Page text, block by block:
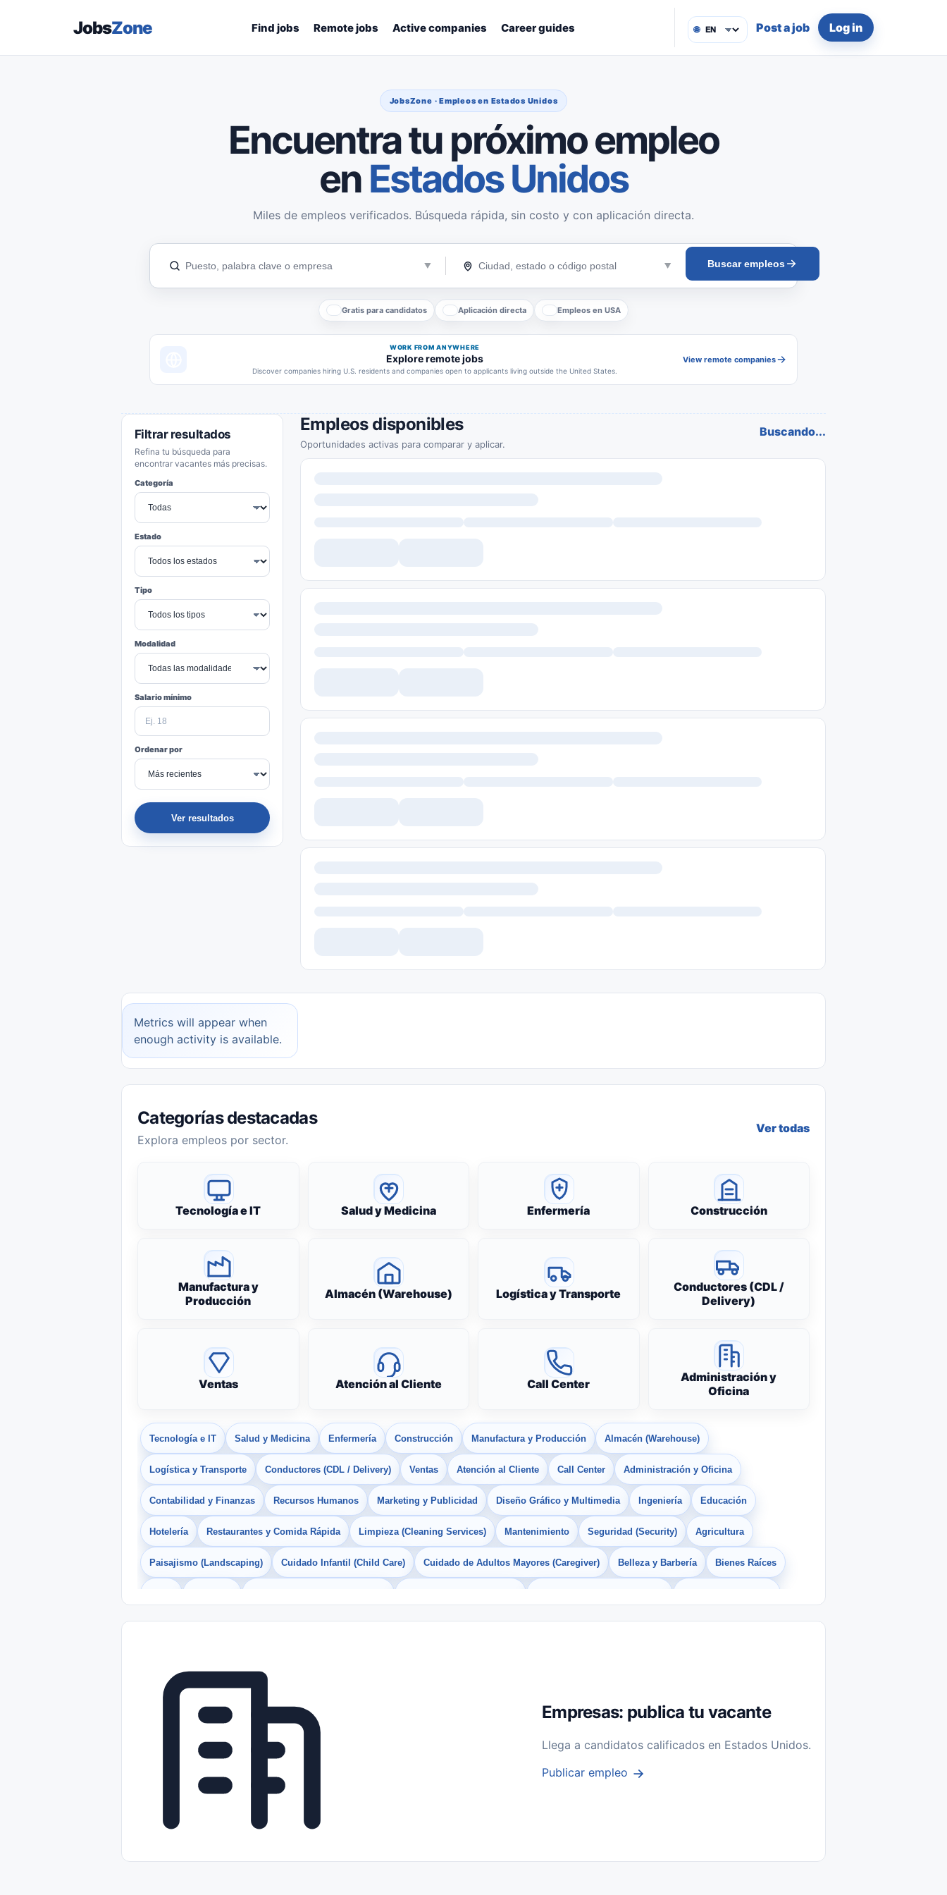
JobsZone Find jobs Remote jobs Active companies Career guides 🌐 Post a job Log in
JobsZone · Empleos en Estados Unidos
Encuentra tu próximo empleo
en Estados Unidos
Miles de empleos verificados. Búsqueda rápida, sin costo y con aplicación directa.
Buscar empleos
Gratis para candidatos Aplicación directa Empleos en USA
WORK FROM ANYWHERE
Explore remote jobs
Discover companies hiring U.S. residents and companies open to applicants living outside the United States.
View remote companies
Filtrar resultados
Refina tu búsqueda para
encontrar vacantes más precisas.
Categoría
Estado
Tipo
Modalidad
Salario mínimo
Ordenar por
Ver resultados
Empleos disponibles
Oportunidades activas para comparar y aplicar.
Buscando...
Metrics will appear when
enough activity is available.
Categorías destacadas
Explora empleos por sector.
Ver todas
Tecnología e IT Salud y Medicina Enfermería Construcción
Manufactura y
Producción
Almacén (Warehouse) Logística y Transporte
Conductores (CDL /
Delivery)
Ventas Atención al Cliente Call Center
Administración y
Oficina
Tecnología e IT Salud y Medicina Enfermería Construcción Manufactura y Producción Almacén (Warehouse)
Logística y Transporte Conductores (CDL / Delivery) Ventas Atención al Cliente Call Center Administración y Oficina
Contabilidad y Finanzas Recursos Humanos Marketing y Publicidad Diseño Gráfico y Multimedia Ingeniería Educación
Hotelería Restaurantes y Comida Rápida Limpieza (Cleaning Services) Mantenimiento Seguridad (Security) Agricultura
Paisajismo (Landscaping) Cuidado Infantil (Child Care) Cuidado de Adultos Mayores (Caregiver) Belleza y Barbería Bienes Raíces
Freelance Prácticas (Internships) Empleos para Estudiantes Empleos Bilingües (English/Spanish) Sin Experiencia
Telecomunicaciones
Empresas: publica tu vacante
Llega a candidatos calificados en Estados Unidos.
Publicar empleo